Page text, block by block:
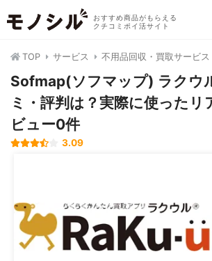
おすすめ商品がもらえる
クチコミポイ活サイト
TOP サービス 不用品回収・買取サービス
Sofmap(ソフマップ) ラクウ
ミ・評判は？実際に使ったリ
ビュー0件
3.09